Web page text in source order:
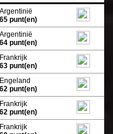
Argentinië
65 punt(en)
Argentinië
64 punt(en)
Frankrijk
63 punt(en)
Engeland
62 punt(en)
Frankrijk
62 punt(en)
Frankrijk